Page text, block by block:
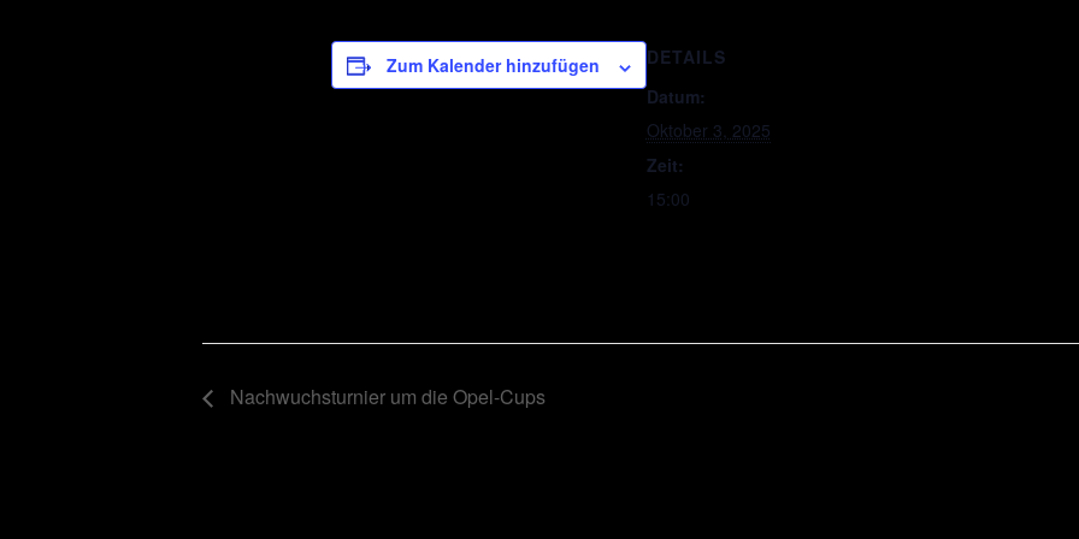
Zum Kalender hinzufügen
DETAILS
Datum:
Oktober 3, 2025
Zeit:
15:00
Nachwuchsturnier um die Opel-Cups